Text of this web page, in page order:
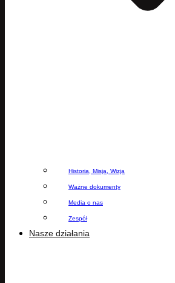
Historia, Misja, Wizja
Ważne dokumenty
Media o nas
Zespół
Nasze działania